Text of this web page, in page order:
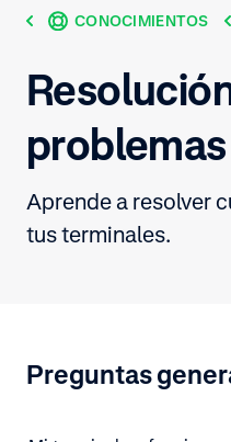
CONOCIMIENTOS
problemas
Aprende a resolver
tus terminales.
Preguntas